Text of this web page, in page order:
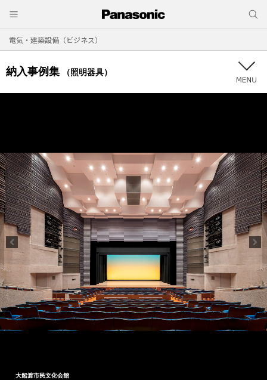
電気・建築設備（ビジネス）
納入事例集 （照明器具）
大船渡市民文化会館